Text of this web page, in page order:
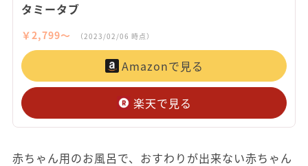
タミータブ
￥2,799〜 （2023/02/06 時点）
Amazonで見る
楽天で見る
赤ちゃん用のお風呂で、おすわりが出来ない赤ちゃん